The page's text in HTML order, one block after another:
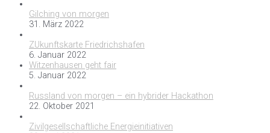
Gilching von morgen
31. März 2022
ZUkunftskarte Friedrichshafen
6. Januar 2022
Witzenhausen geht fair
5. Januar 2022
Russland von morgen – ein hybrider Hackathon
22. Oktober 2021
Zivilgesellschaftliche Energieinitiativen